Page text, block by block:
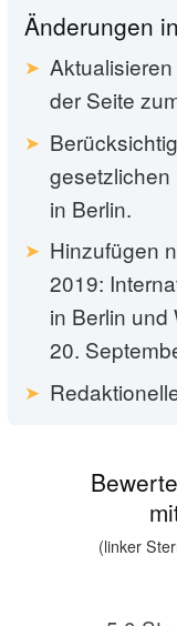
Änderungen
der Seite
gesetzlichen
in Berlin.
Hinzufügen
2019:
in Berlin und
20.
(linker